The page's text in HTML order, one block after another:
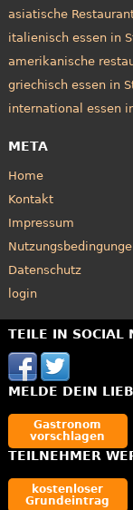
asiatische
italienisch essen in
amerikanische
griechisch essen in
international essen
META
Home
Kontakt
Impressum
Datenschutz
login
TEILE IN SOCIAL
MELDE DEIN
Gastronom
vorschlagen
TEILNEHMER
kostenloser
Grundeintrag